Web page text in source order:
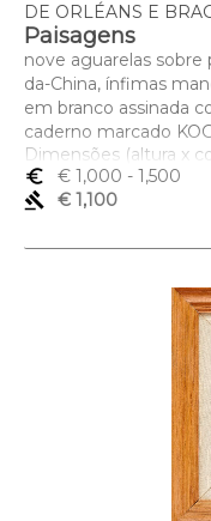
DE ORLÉANS E
Paisagens
nove aguarelas
da-China, ínfimas
em branco assinada
caderno marcado
Dimensões (altura x
x 12 cm
euro_symbol € 1,000 - 1,500
gavel
€ 1,100